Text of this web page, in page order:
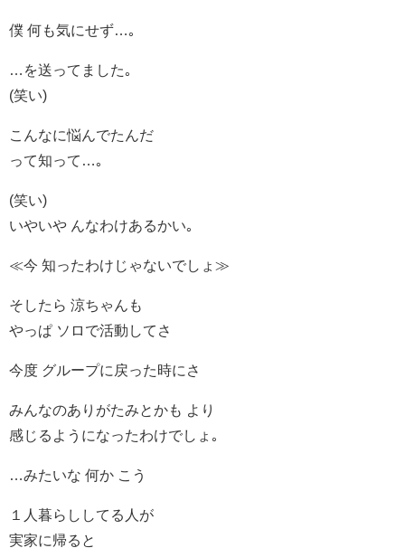
僕 何も気にせず…｡
…を送ってました｡
(笑い)
こんなに悩んでたんだ
って知って…｡
(笑い)
いやいや んなわけあるかい｡
≪今 知ったわけじゃないでしょ≫
そしたら 涼ちゃんも
やっぱ ソロで活動してさ
今度 グループに戻った時にさ
みんなのありがたみとかも より
感じるようになったわけでしょ｡
…みたいな 何か こう
１人暮らししてる人が
実家に帰ると